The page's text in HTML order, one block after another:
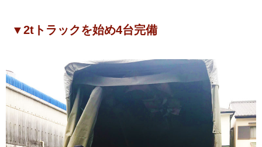
▼2tトラックを始め4台完備